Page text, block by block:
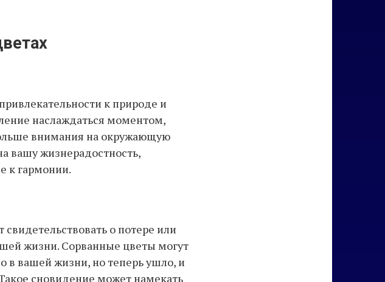
к природе и
наслаждаться моментом,
внимания на окружающую
вашу жизнерадостность,
к гармонии.
о потере или
жизни. Сорванные цветы могут
в вашей жизни, но теперь ушло, и
сновидение может намекать